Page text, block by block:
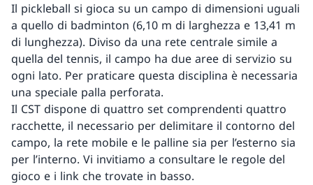
Il pickleball si gioca su un campo di dimensioni uguali
a quello di badminton (6,10 m di larghezza e 13,41 m
di lunghezza). Diviso da una rete centrale simile a
quella del tennis, il campo ha due aree di servizio su
ogni lato. Per praticare questa disciplina è necessaria
una speciale palla perforata.
Il CST dispone di quattro set comprendenti quattro
racchette, il necessario per delimitare il contorno del
campo, la rete mobile e le palline sia per l’esterno sia
per l’interno. Vi invitiamo a consultare le regole del
gioco e i link che trovate in basso.